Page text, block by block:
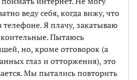
веду себя, когда вижу, что
телефоне. Я плачу, закатываю
Пытаюсь
но, кроме отговорок (а
глаз и отторжения), это
Мы пытались повторить